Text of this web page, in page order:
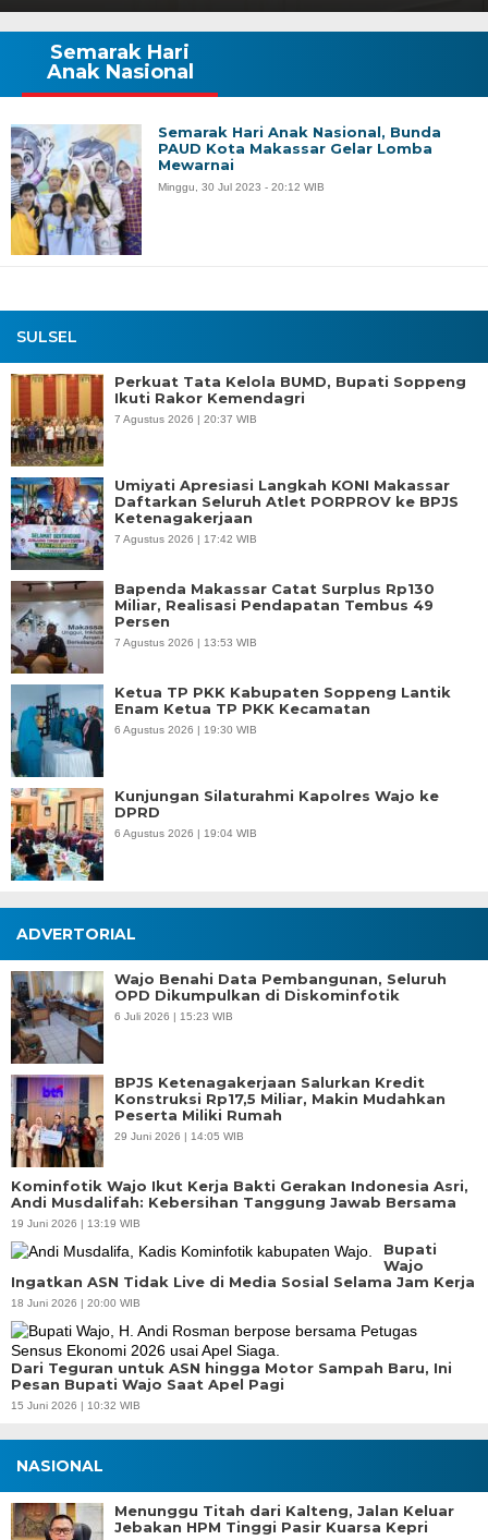
SULSEL
Perkuat Tata Kelola BUMD, Bupati Soppeng
Ikuti Rakor Kemendagri
7 Agustus 2026 | 20:37 WIB
Umiyati Apresiasi Langkah KONI Makassar
Daftarkan Seluruh Atlet PORPROV ke BPJS
Ketenagakerjaan
7 Agustus 2026 | 17:42 WIB
Bapenda Makassar Catat Surplus Rp130
Miliar, Realisasi Pendapatan Tembus 49
Persen
7 Agustus 2026 | 13:53 WIB
Ketua TP PKK Kabupaten Soppeng Lantik
Enam Ketua TP PKK Kecamatan
6 Agustus 2026 | 19:30 WIB
Kunjungan Silaturahmi Kapolres Wajo ke
DPRD
6 Agustus 2026 | 19:04 WIB
Semarak Hari
Anak Nasional
Semarak Hari Anak Nasional, Bunda
PAUD Kota Makassar Gelar Lomba
Mewarnai
Minggu, 30 Jul 2023 - 20:12 WIB
ADVERTORIAL
Wajo Benahi Data Pembangunan, Seluruh
OPD Dikumpulkan di Diskominfotik
6 Juli 2026 | 15:23 WIB
BPJS Ketenagakerjaan Salurkan Kredit
Konstruksi Rp17,5 Miliar, Makin Mudahkan
Peserta Miliki Rumah
29 Juni 2026 | 14:05 WIB
Kominfotik Wajo Ikut Kerja Bakti Gerakan Indonesia Asri,
Andi Musdalifah: Kebersihan Tanggung Jawab Bersama
19 Juni 2026 | 13:19 WIB
Bupati
Wajo
Ingatkan ASN Tidak Live di Media Sosial Selama Jam Kerja
18 Juni 2026 | 20:00 WIB
Dari Teguran untuk ASN hingga Motor Sampah Baru, Ini
Pesan Bupati Wajo Saat Apel Pagi
15 Juni 2026 | 10:32 WIB
NASIONAL
Menunggu Titah dari Kalteng, Jalan Keluar
Jebakan HPM Tinggi Pasir Kuarsa Kepri